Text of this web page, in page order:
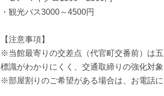
・観光バス3000～4500円
【注意事項】
※当館最寄りの交差点（代官町交番前）は
標識がわかりにくく、交通取締りの強化対
※部屋割りのご希望がある場合は、お電話に